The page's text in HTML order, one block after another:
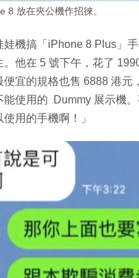
8 放在夾公機作招徠。
機搞「iPhone 8 Plus」手
他在 5 號下午，花了
宜的規格也售 6888 港元
使用的 Dummy 展示機
用的手機啊！」